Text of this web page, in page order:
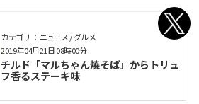
カテゴリ： ニュース / グルメ
チルド「マルちゃん焼そば」からトリュ
フ香るステーキ味
2019年04月21日 08時00分